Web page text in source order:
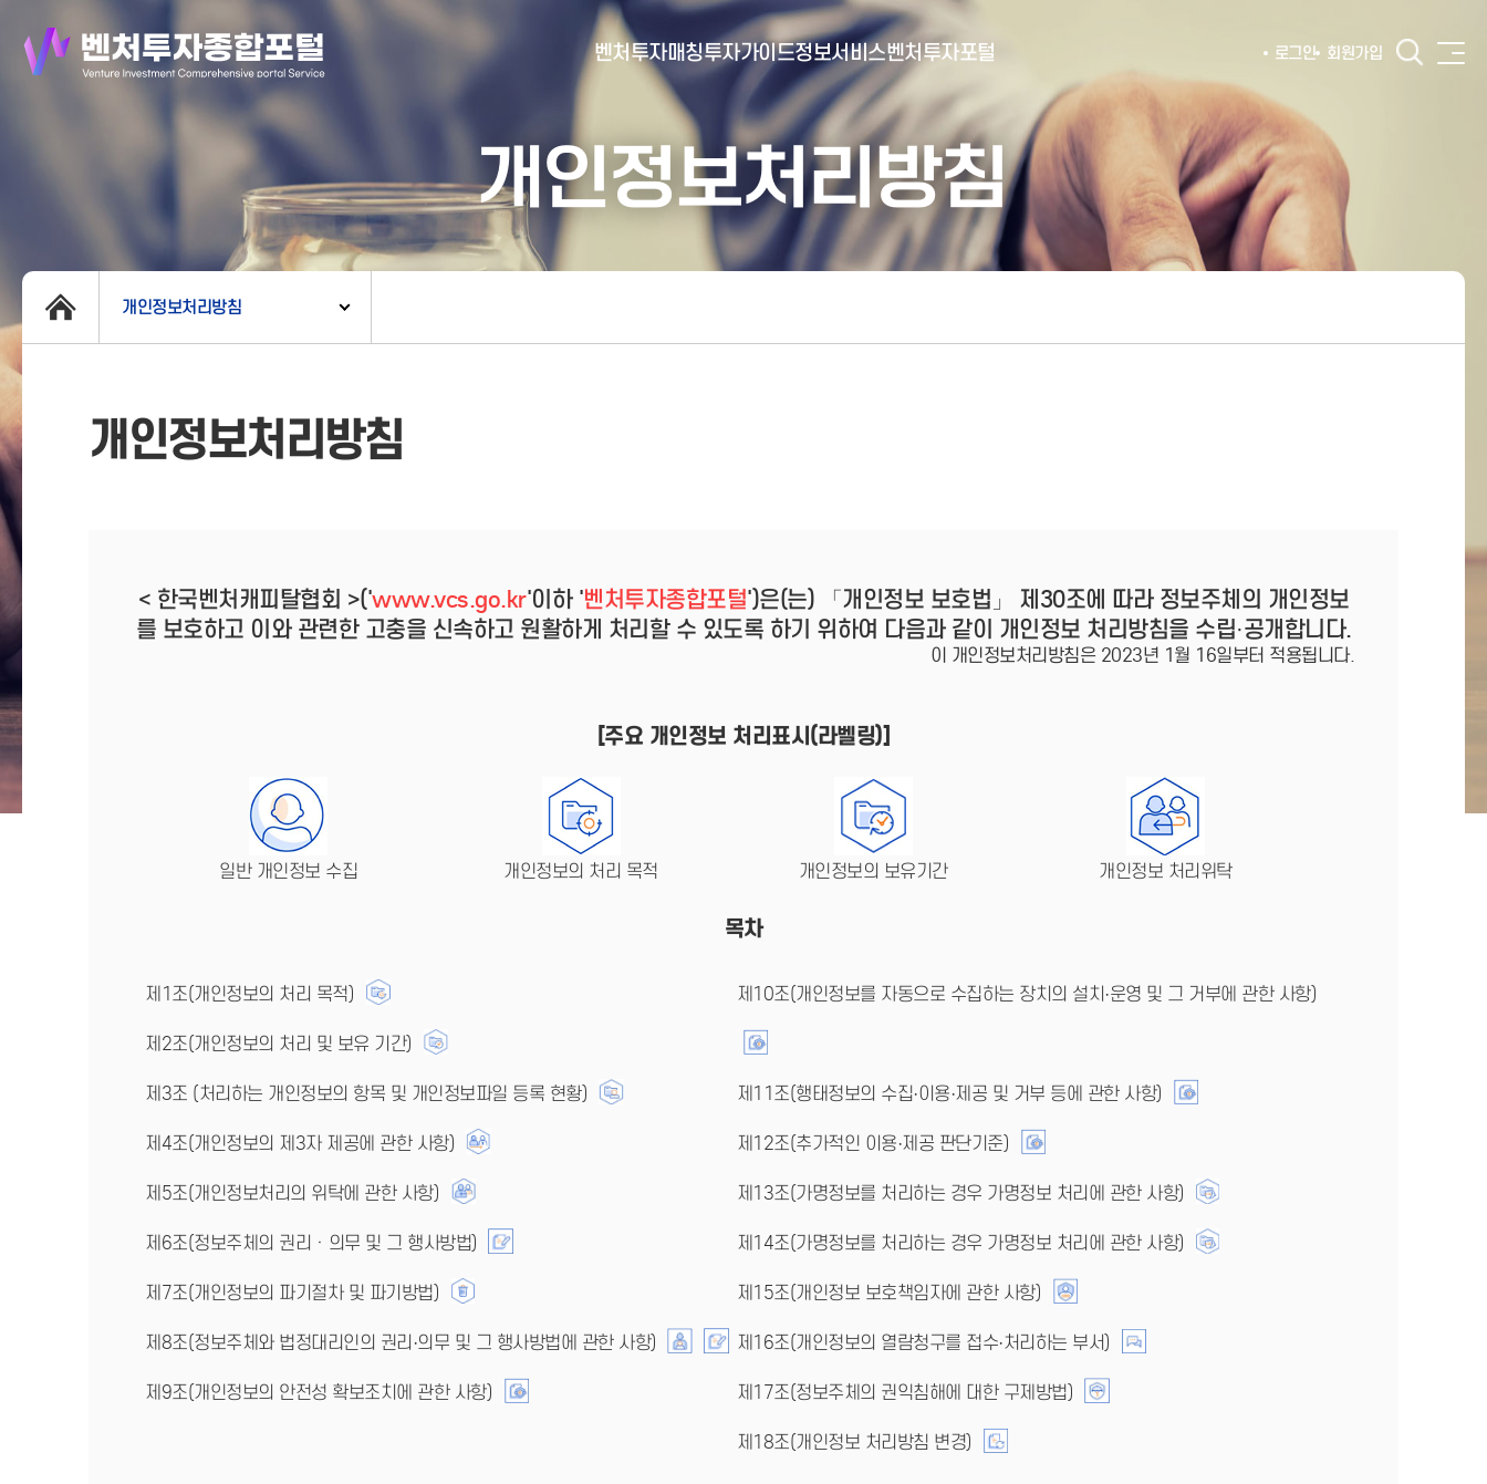
벤처투자매칭
- 벤처투자회사 전자공시
- 벤처투자마트란?
투자가이드정보서비스
- 대시보드
- 투자실적
- 민간벤처통계
- 통계/연구 보고서
- VC 트랙레코드 확
인
- 투자확인서발급시
벤처투자포털
- 포털소개
- BI소개
로그인 회원가입
개인정보처리방침
개인정보처리방침
개인정보처리방침
< 한국벤처캐피탈협회 >('www.vcs.go.kr'이하 '벤처투자종합포털')은(는) 「개인정보 보호법」 제30조에 따라 정보주체의 개인정보
를 보호하고 이와 관련한 고충을 신속하고 원활하게 처리할 수 있도록 하기 위하여 다음과 같이 개인정보 처리방침을 수립·공개합니다.
이 개인정보처리방침은 2023년 1월 16일부터 적용됩니다.
[주요 개인정보 처리표시(라벨링)]
일반 개인정보 수집 개인정보의 처리 목적 개인정보의 보유기간 개인정보 처리위탁
목차
제1조(개인정보의 처리 목적)
제2조(개인정보의 처리 및 보유 기간)
제3조 (처리하는 개인정보의 항목 및 개인정보파일 등록 현황)
제4조(개인정보의 제3자 제공에 관한 사항)
제5조(개인정보처리의 위탁에 관한 사항)
제6조(정보주체의 권리ㆍ의무 및 그 행사방법)
제7조(개인정보의 파기절차 및 파기방법)
제8조(정보주체와 법정대리인의 권리·의무 및 그 행사방법에 관한 사항)
제9조(개인정보의 안전성 확보조치에 관한 사항)
제10조(개인정보를 자동으로 수집하는 장치의 설치·운영 및 그 거부에 관한 사항)
제11조(행태정보의 수집·이용·제공 및 거부 등에 관한 사항)
제12조(추가적인 이용·제공 판단기준)
제13조(가명정보를 처리하는 경우 가명정보 처리에 관한 사항)
제14조(가명정보를 처리하는 경우 가명정보 처리에 관한 사항)
제15조(개인정보 보호책임자에 관한 사항)
제16조(개인정보의 열람청구를 접수·처리하는 부서)
제17조(정보주체의 권익침해에 대한 구제방법)
제18조(개인정보 처리방침 변경)